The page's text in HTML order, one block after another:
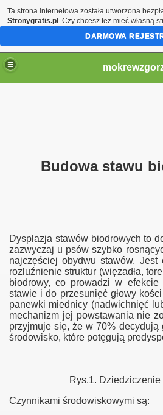
Budowa stawu
Dysplazja stawów biodrowych to
zazwyczaj u psów szybko
najczęściej obydwu stawów. Jest
rozluźnienie struktur (więzadła,
biodrowy, co prowadzi w
stawie i do przesunięć głowy
panewki miednicy (nadwichnięć
mechanizm jej powstawania nie
przyjmuje się, że w 70% decydują
środowisko, które potęgują
Rys.1.
Czynnikami środowiskowymi są:
Ta strona internetowa została utworzona
Stronygratis.pl . Czy chcesz też mieć własną
DARMOWA